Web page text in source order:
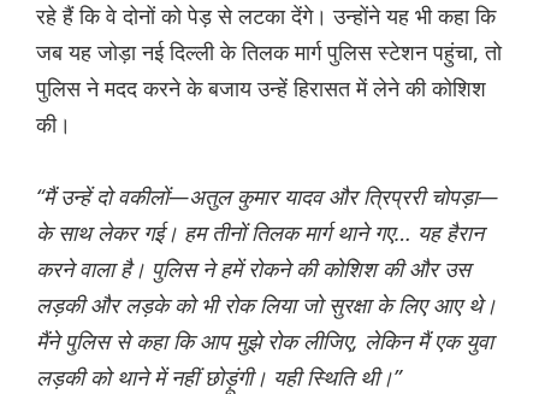
रहे हैं कि वे दोनों को पेड़ से लटका देंगे। उन्होंने यह भी कहा कि
जब यह जोड़ा नई दिल्ली के तिलक मार्ग पुलिस स्टेशन पहुंचा, तो
पुलिस ने मदद करने के बजाय उन्हें हिरासत में लेने की कोशिश
की।
“मैं उन्हें दो वकीलों—अतुल कुमार यादव और त्रिप्ररी चोपड़ा—
के साथ लेकर गई। हम तीनों तिलक मार्ग थाने गए… यह हैरान
करने वाला है। पुलिस ने हमें रोकने की कोशिश की और उस
लड़की और लड़के को भी रोक लिया जो सुरक्षा के लिए आए थे।
मैंने पुलिस से कहा कि आप मुझे रोक लीजिए, लेकिन मैं एक युवा
लड़की को थाने में नहीं छोड़ूंगी। यही स्थिति थी।”